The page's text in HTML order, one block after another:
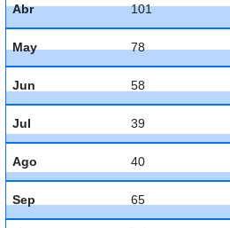
Abr 101
May 78
Jun 58
Jul 39
Ago 40
Sep 65